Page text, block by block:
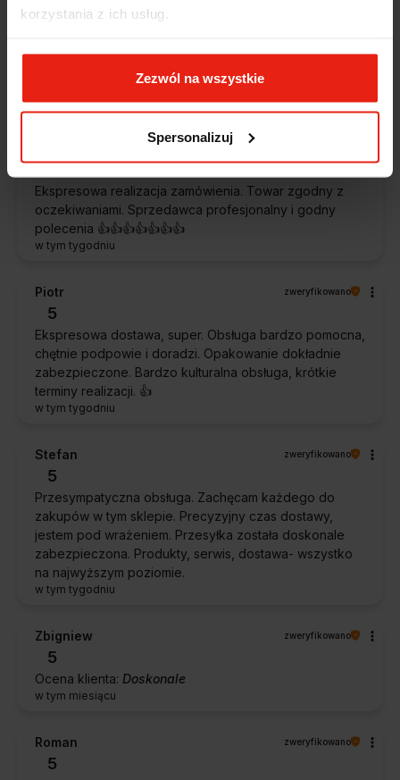
korzystania z ich usług.
Zezwól na wszystkie
Spersonalizuj
w tym tygodniu
5
Ekspresowa realizacja zamówienia. Towar zgodny z
oczekiwaniami. Sprzedawca profesjonalny i godny
polecenia 👍️👍️👍️👍️👍️👍️👍️
w tym tygodniu
Piotr zweryfikowano
5
Ekspresowa dostawa, super. Obsługa bardzo pomocna,
chętnie podpowie i doradzi. Opakowanie dokładnie
zabezpieczone. Bardzo kulturalna obsługa, krótkie
terminy realizacji. 👍️
w tym tygodniu
Stefan zweryfikowano
5
Przesympatyczna obsługa. Zachęcam każdego do
zakupów w tym sklepie. Precyzyjny czas dostawy,
jestem pod wrażeniem. Przesyłka została doskonale
zabezpieczona. Produkty, serwis, dostawa- wszystko
na najwyższym poziomie.
w tym tygodniu
Zbigniew zweryfikowano
5
Ocena klienta: Doskonale
w tym miesiącu
Roman zweryfikowano
5